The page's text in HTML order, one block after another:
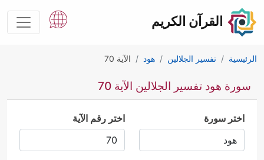
القرآن الكريم
الرئيسية تفسير الجلالين هود الآية 70
سورة هود تفسير الجلالين الآية 70
اختر سورة اختر رقم الآية